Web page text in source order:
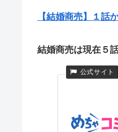
【結婚商売】１話
結婚商売は現在５